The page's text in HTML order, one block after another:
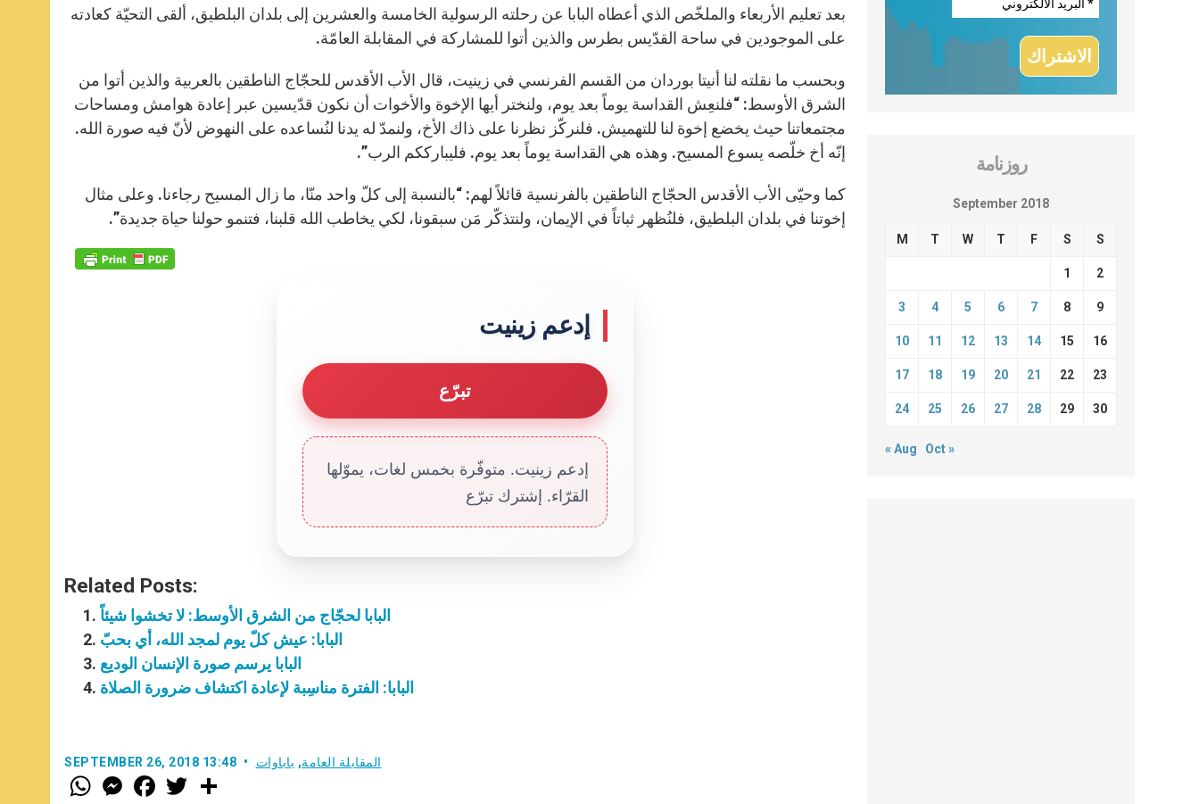
p
p
g
e
o
k
r
بعد تعليم الأربعاء والملخّص الذي أعطاه البابا عن رحلته الرسولية الخامسة والعشرين إلى بلدان البلطيق، ألقى التحيّة كعادته
على الموجودين في ساحة القدّيس بطرس والذين أتوا للمشاركة في المقابلة العامّة.
وبحسب ما نقلته لنا أنيتا بوردان من القسم الفرنسي في زينيت، قال الأب الأقدس للحجّاج الناطقين بالعربية والذين أتوا من
الشرق الأوسط: “فلنعِش القداسة يوماً بعد يوم، ولنختر أيها الإخوة والأخوات أن نكون قدّيسين عبر إعادة هوامش ومساحات
مجتمعاتنا حيث يخضع إخوة لنا للتهميش. فلنركّز نظرنا على ذاك الأخ، ولنمدّ له يدنا لنُساعده على النهوض لأنّ فيه صورة الله.
إنّه أخ خلّصه يسوع المسيح. وهذه هي القداسة يوماً بعد يوم. فليبارككم الرب”.
كما وحيّى الأب الأقدس الحجّاج الناطقين بالفرنسية قائلاً لهم: “بالنسبة إلى كلّ واحد منّا، ما زال المسيح رجاءنا. وعلى مثال
إخوتنا في بلدان البلطيق، فلنُظهر ثباتاً في الإيمان، ولنتذكّر مَن سبقونا، لكي يخاطب الله قلبنا، فتنمو حولنا حياة جديدة”.
إدعم زينيت
تبرّع
إدعم زينيت. متوفّرة بخمس لغات، يموّلها
القرّاء. إشترك تبرّع
Related Posts:
البابا لحجّاج من الشرق الأوسط: لا تخشوا شيئاً
البابا: عيش كلّ يوم لمجد الله، أي بحبّ
البابا يرسم صورة الإنسان الوديع
البابا: الفترة مناسِبة لإعادة اكتشاف ضرورة الصلاة
SEPTEMBER 26, 2018 13:48 المقابلة العامة, باباوات
W
h
M
e
F
a w
روزنامة
September 2018
M T W T F S S
1 2
3 4 5 6 7 8 9
10 11 12 13 14 15 16
17 18 19 20 21 22 23
24 25 26 27 28 29 30
« Aug Oct »